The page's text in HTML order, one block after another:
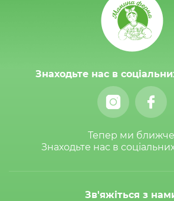
Знаходьте нас в
Тепер ми
Знаходьте нас в
Зв'яжіться з